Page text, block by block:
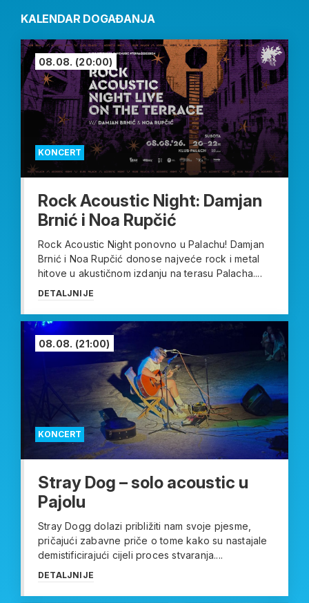
KALENDAR DOGAĐANJA
KONCERT
08.08. (20:00)
Rock Acoustic Night: Damjan
Brnić i Noa Rupčić
Rock Acoustic Night ponovno u Palachu! Damjan
Brnić i Noa Rupčić donose najveće rock i metal
hitove u akustičnom izdanju na terasu Palacha....
DETALJNIJE
KONCERT
08.08. (21:00)
Stray Dog – solo acoustic u
Pajolu
Stray Dogg dolazi približiti nam svoje pjesme,
pričajući zabavne priče o tome kako su nastajale
demistificirajući cijeli proces stvaranja....
DETALJNIJE